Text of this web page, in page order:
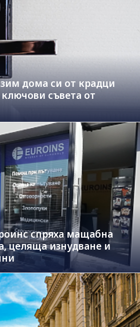
дома си от крадци
съвета от
спряха мащабна
целяща изнудване и